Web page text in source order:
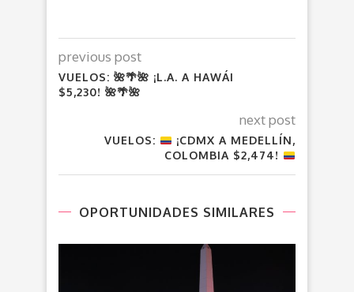
previous post
VUELOS: 🌺🌴🌺 ¡L.A. A HAWÁI
$5,230! 🌺🌴🌺
next post
VUELOS:
¡CDMX A MEDELLÍN,
COLOMBIA $2,474!
OPORTUNIDADES SIMILARES